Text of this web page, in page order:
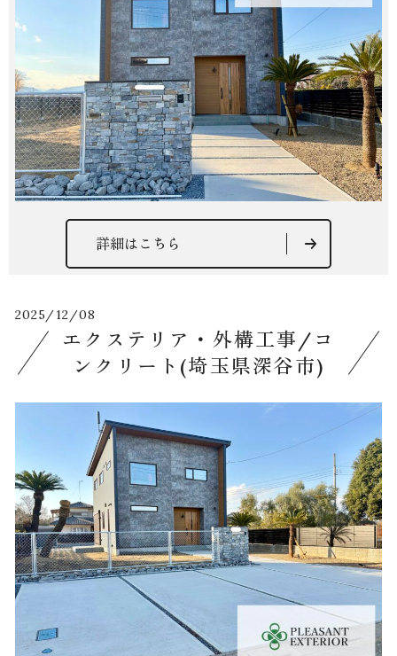
詳細はこちら
2025/12/08
エクステリア・外構工事/コ
ンクリート(埼玉県深谷市)